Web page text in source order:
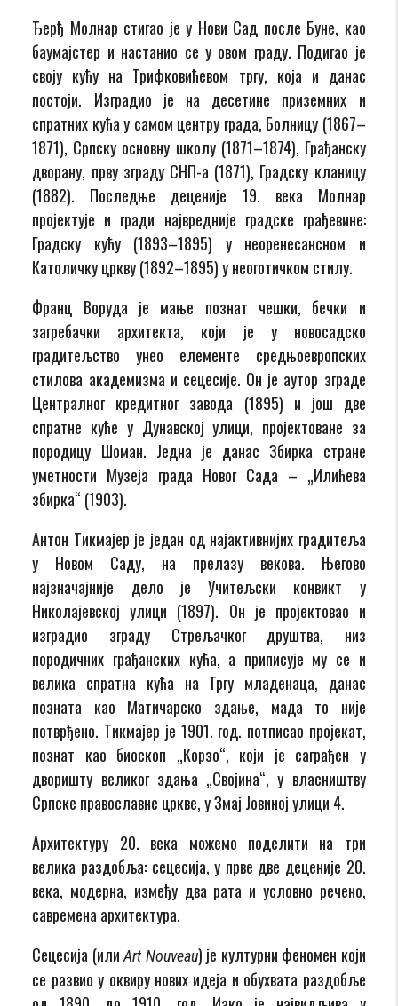
Ђерђ Молнар стигао је у Нови Сад после Буне, као
баумајстер и настанио се у овoм граду. Подигао је
своју кућу на Трифковићевом тргу, која и данас
постоји. Изградио је на десетине приземних и
спратних кућа у самом центру града, Болницу (1867–
1871), Српску основну школу (1871–1874), Грађанску
дворану, прву зграду СНП-а (1871), Градску кланицу
(1882). Последње деценије 19. века Молнар
пројектује и гради највредније градске грађевине:
Градску кућу (1893–1895) у неоренесансном и
Католичку цркву (1892–1895) у неоготичком стилу.
Франц Воруда је мање познат чешки, бечки и
загребачки архитекта, који је у новосадско
градитељство унео елементе средњоевропских
стилова академизма и сецесије. Он је аутор зграде
Централног кредитног завода (1895) и још две
спратне куће у Дунавској улици, пројектоване за
породицу Шоман. Једна је данас Збирка стране
уметности Музеја града Новог Сада – „Илићева
збирка“ (1903).
Антон Тикмајер је један од најактивнијих градитеља
у Новом Саду, на прелазу векова. Његово
најзначајније дело је Учитељски конвикт у
Николајевској улици (1897). Он је пројектовао и
изградио зграду Стрељачког друштва, низ
породичних грађанских кућа, а приписује му се и
велика спратна кућа на Тргу младенаца, данас
позната као Матичарско здање, мада то није
потврђено. Тикмајер је 1901. год. потписао пројекат,
познат као биоскоп „Корзо“, који је саграђен у
дворишту великог здања „Својина“, у власништву
Српске православне цркве, у Змај Јовиној улици 4.
Архитектуру 20. века можемо поделити на три
велика раздобља: сецесија, у прве две деценије 20.
века, модерна, између два рата и условно речено,
савремена архитектура.
Сецесија (илиArt Nouveau) је културни феномен који
се развио у оквиру нових идеја и обухвата раздобље